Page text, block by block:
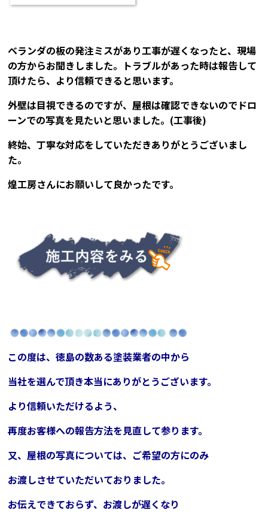
ベランダの板の発注ミスがあり工事が遅くなったと、現場
の方からお聞きしました。トラブルがあった時は報告して
頂けたら、より信頼できると思います。
外壁は目視できるのですが、屋根は確認できないのでドロ
ーンでの写真を見たいと思いました。(工事後)
終始、丁寧な対応をしていただきありがとうございまし
た。
煌工房さんにお願いして良かったです。
この度は、徳島の数ある塗装業者の中から
当社を選んで頂き本当にありがとうございます。
より信頼いただけるよう、
再度お客様への報告方法を見直して参ります。
又、屋根の写真については、ご希望の方にのみ
お渡しさせていただいておりました。
お伝えできておらず、 お渡しが遅くなり